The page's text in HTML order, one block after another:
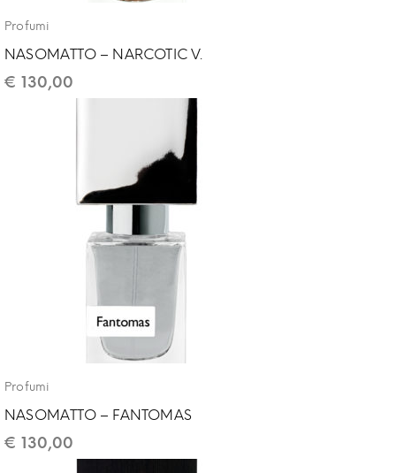
Profumi
NASOMATTO – NARCOTIC V.
€ 130,00
Profumi
NASOMATTO – FANTOMAS
€ 130,00